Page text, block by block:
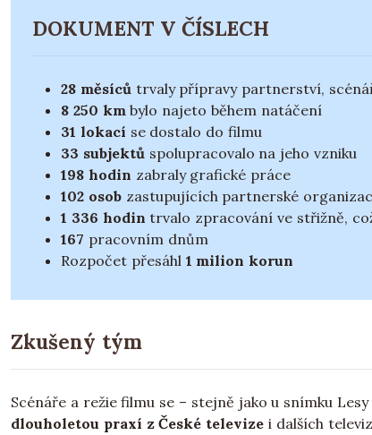
DOKUMENT V ČÍSLECH
28 měsícůtrvaly přípravy partnerství,
8 250 kmbylo najeto během natáčení
31 lokací se dostalo do filmu
33 subjektůspolupracovalo na jeho vzniku
198 hodin zabraly grafické práce
102 osobzastupujících partnerské
1 336 hodin trvalo zpracování ve střižně,
167 pracovním dnům
Rozpočet přesáhl 1 milion korun
Zkušený tým
Scénáře a režie filmu se – stejně jako u snímku
dlouholetou praxí z České televize i dalších